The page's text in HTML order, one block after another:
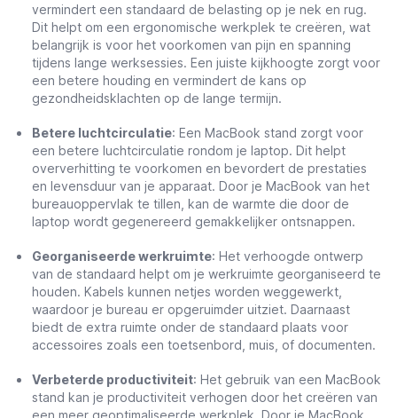
vermindert een standaard de belasting op je nek en rug.
Dit helpt om een ergonomische werkplek te creëren, wat
belangrijk is voor het voorkomen van pijn en spanning
tijdens lange werksessies. Een juiste kijkhoogte zorgt voor
een betere houding en vermindert de kans op
gezondheidsklachten op de lange termijn.
Betere luchtcirculatie: Een MacBook stand zorgt voor
een betere luchtcirculatie rondom je laptop. Dit helpt
oververhitting te voorkomen en bevordert de prestaties
en levensduur van je apparaat. Door je MacBook van het
bureauoppervlak te tillen, kan de warmte die door de
laptop wordt gegenereerd gemakkelijker ontsnappen.
Georganiseerde werkruimte: Het verhoogde ontwerp
van de standaard helpt om je werkruimte georganiseerd te
houden. Kabels kunnen netjes worden weggewerkt,
waardoor je bureau er opgeruimder uitziet. Daarnaast
biedt de extra ruimte onder de standaard plaats voor
accessoires zoals een toetsenbord, muis, of documenten.
Verbeterde productiviteit: Het gebruik van een MacBook
stand kan je productiviteit verhogen door het creëren van
een meer geoptimaliseerde werkplek. Door je MacBook